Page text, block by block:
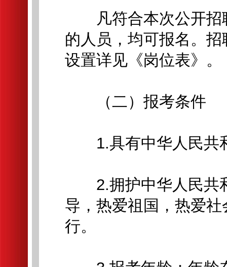
凡符合本次公开招
的人员，均可报名。
设置详见《岗位表》。
（二）报考条件
1.具有中华人民共
2.拥护中华人民共
导，热爱祖国，热爱
行。